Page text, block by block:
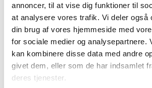
annoncer, til at vise dig funktioner til
at analysere vores trafik. Vi deler også
din brug af vores hjemmeside med
for sociale medier og analysepartnere.
kan kombinere disse data med andre
givet dem, eller som de har indsamlet
deres tjenester.
Dorte
Afdelingschef
Tlf: 28 88 18 72
Mail: dhj@bl.dk